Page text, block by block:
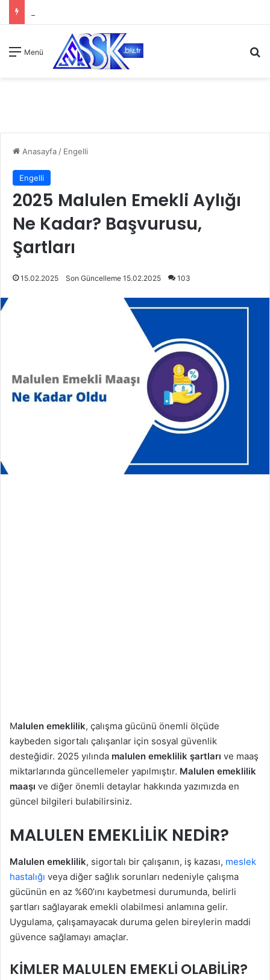
Menü
Anasayfa / Engelli
Engelli
2025 Malulen Emekli Aylığı
Ne Kadar? Başvurusu,
Şartları
15.02.2025 Son Güncelleme 15.02.2025 103
Malulen emeklilik, çalışma gücünü önemli ölçüde
kaybeden sigortalı çalışanlar için sosyal güvenlik
desteğidir. 2025 yılında malulen emeklilik şartları ve maaş
miktarlarında güncellemeler yapılmıştır. Malulen emeklilik
maaşı ve diğer önemli detaylar hakkında yazımızda en
güncel bilgileri bulabilirsiniz.
MALULEN EMEKLİLİK NEDİR?
Malulen emeklilik, sigortalı bir çalışanın, iş kazası, meslek
hastalığı veya diğer sağlık sorunları nedeniyle çalışma
gücünün en az %60’ını kaybetmesi durumunda, belirli
şartları sağlayarak emekli olabilmesi anlamına gelir.
Uygulama, çalışamayacak duruma gelen bireylerin maddi
güvence sağlamayı amaçlar.
KİMLER MALULEN EMEKLİ OLABİLİR?